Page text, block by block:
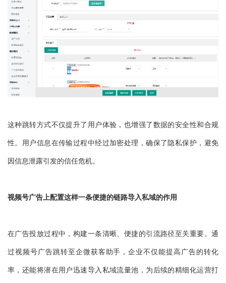
这种跳转方式不仅提升了用户体验，也增强了数据的安全性和合规
性。用户信息在传输过程中经过加密处理，确保了隐私保护，避免
因信息泄露引发的信任危机。
视频号广告上配置这样一条便捷的链路导入私域的作用
在广告投放过程中，构建一条清晰、便捷的引流路径至关重要。通
过视频号广告跳转至企微获客助手，企业不仅能提高广告的转化
率，还能将潜在用户迅速导入私域流量池，为后续的精细化运营打